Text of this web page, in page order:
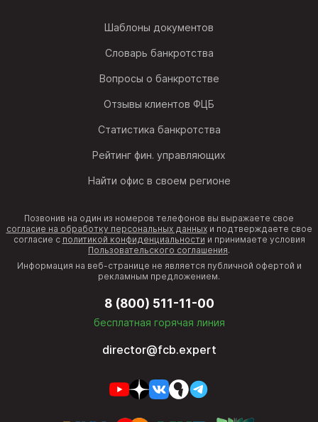
Шаблоны документов
Словарь банкротства
Вопросы о банкротстве
Отзывы клиентов ФЦБ
Статистика банкротства
Рейтинг фин. управляющих
Найти офис в своем регионе
Позвонив на один из номеров телефонов вы выражаете свое
согласие на обработку персональных данныхи подтверждаете свое
согласие с политикой конфиденциальности и принимаете условия
Пользовательского соглашения.
Информация на веб-странице не является публичной офертой и
рекламным предложением.
8 (800) 511-11-00
бесплатная горячая линия
director@fcb.expert